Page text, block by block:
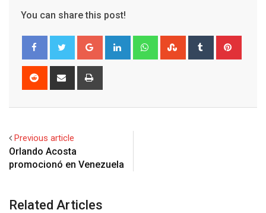
You can share this post!
Google+ LinkedIn WhatsappStumbleUpon
Tumblr
Reddit
Share
Previous article
Orlando Acosta
Related Articles